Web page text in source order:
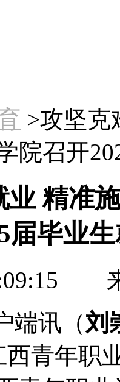
>攻坚
院召开
业 精准
届毕业
来
端讯（刘
西青年职